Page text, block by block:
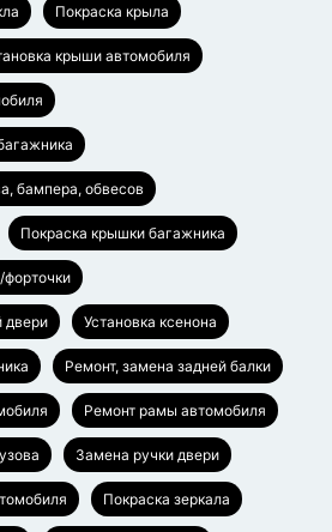
Покраска крыла
крыши автомобиля
бампера, обвесов
Покраска крышки багажника
форточки
двери Установка ксенона
Ремонт, замена задней балки
Ремонт рамы автомобиля
Замена ручки двери
Покраска зеркала